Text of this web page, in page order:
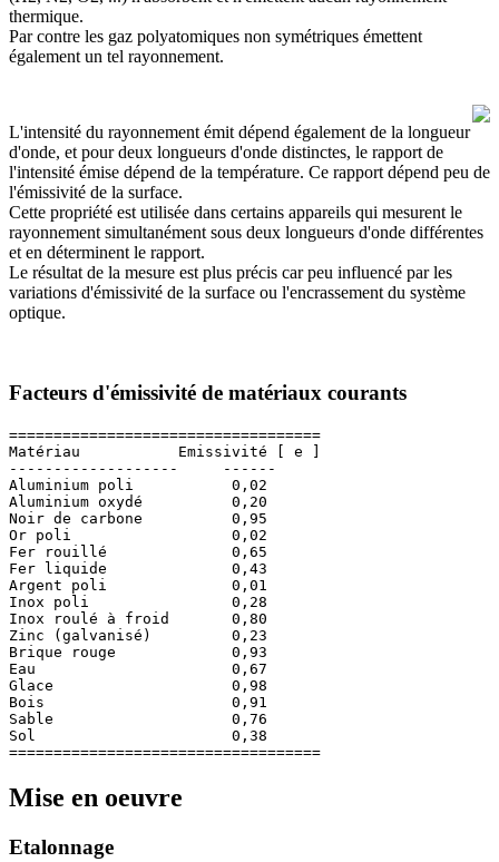
thermique.
Par contre les gaz polyatomiques non symétriques émettent
également un tel rayonnement.
L'intensité du rayonnement émit dépend également de la longueur
d'onde, et pour deux longueurs d'onde distinctes, le rapport de
l'intensité émise dépend de la température. Ce rapport dépend peu de
l'émissivité de la surface.
Cette propriété est utilisée dans certains appareils qui mesurent le
rayonnement simultanément sous deux longueurs d'onde différentes
et en déterminent le rapport.
Le résultat de la mesure est plus précis car peu influencé par les
variations d'émissivité de la surface ou l'encrassement du système
optique.
Facteurs d'émissivité de matériaux courants
===================================
Matériau           Emissivité [ e ]
-------------------     ------
Aluminium poli           0,02
Aluminium oxydé          0,20
Noir de carbone          0,95
Or poli                  0,02
Fer rouillé              0,65
Fer liquide              0,43
Argent poli              0,01
Inox poli                0,28
Inox roulé à froid       0,80
Zinc (galvanisé)         0,23
Brique rouge             0,93
Eau                      0,67
Glace                    0,98
Bois                     0,91
Sable                    0,76
Sol                      0,38
Mise en oeuvre
Etalonnage